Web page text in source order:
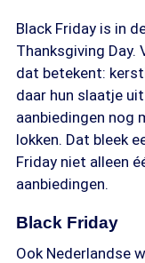
Black Friday is in
Thanksgiving Day.
dat betekent:
daar hun slaatje
aanbiedingen nog
lokken. Dat bleek
Friday niet alleen
aanbiedingen.
Black Friday
Ook Nederlandse